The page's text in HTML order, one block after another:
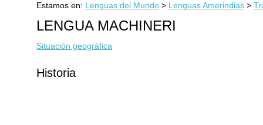
Estamos en: Lenguas del Mundo > Lenguas Amerindias >
LENGUA MACHINERI
Situación geográfica
Historia